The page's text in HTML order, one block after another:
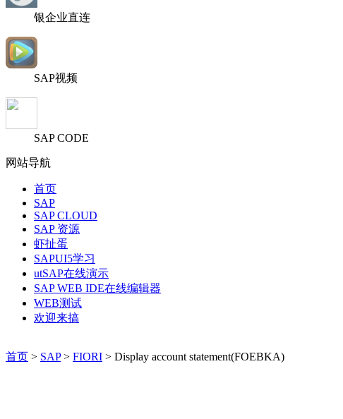
银企业直连
SAP视频
SAP CODE
网站导航
首页
SAP
SAP CLOUD
SAP 资源
虾扯蛋
SAPUI5学习
utSAP在线演示
SAP WEB IDE在线编辑器
WEB测试
欢迎来搞
首页 > SAP> FIORI > Display account statement(FOEBKA)